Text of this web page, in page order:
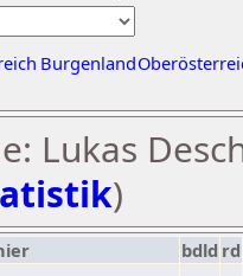
Burgenland
Lukas
)
bdld rd